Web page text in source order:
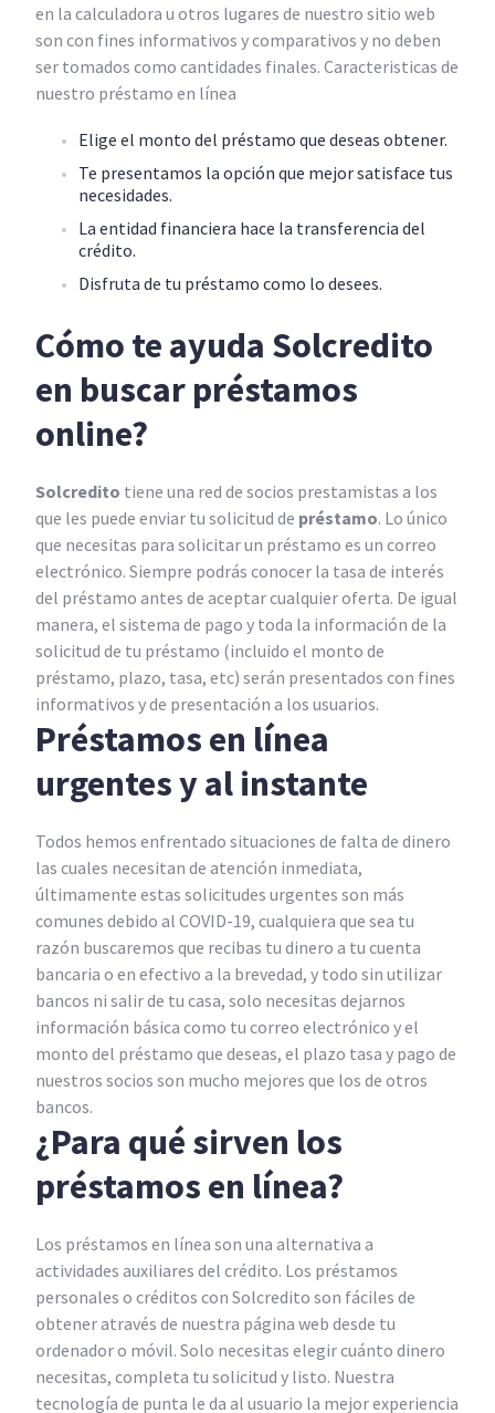
en la calculadora u otros lugares de nuestro sitio web
son con fines informativos y comparativos y no deben
ser tomados como cantidades finales. Caracteristicas de
nuestro préstamo en línea
Elige el monto del préstamo que deseas obtener.
Te presentamos la opción que mejor satisface tus
necesidades.
La entidad financiera hace la transferencia del
crédito.
Disfruta de tu préstamo como lo desees.
Cómo te ayuda Solcredito
en buscar préstamos
online?
Solcredito tiene una red de socios prestamistas a los
que les puede enviar tu solicitud de préstamo. Lo único
que necesitas para solicitar un préstamo es un correo
electrónico. Siempre podrás conocer la tasa de interés
del préstamo antes de aceptar cualquier oferta. De igual
manera, el sistema de pago y toda la información de la
solicitud de tu préstamo (incluido el monto de
préstamo, plazo, tasa, etc) serán presentados con fines
informativos y de presentación a los usuarios.
Préstamos en línea
urgentes y al instante
Todos hemos enfrentado situaciones de falta de dinero
las cuales necesitan de atención inmediata,
últimamente estas solicitudes urgentes son más
comunes debido al COVID-19, cualquiera que sea tu
razón buscaremos que recibas tu dinero a tu cuenta
bancaria o en efectivo a la brevedad, y todo sin utilizar
bancos ni salir de tu casa, solo necesitas dejarnos
información básica como tu correo electrónico y el
monto del préstamo que deseas, el plazo tasa y pago de
nuestros socios son mucho mejores que los de otros
bancos.
¿Para qué sirven los
préstamos en línea?
Los préstamos en línea son una alternativa a
actividades auxiliares del crédito. Los préstamos
personales o créditos con Solcredito son fáciles de
obtener através de nuestra página web desde tu
ordenador o móvil. Solo necesitas elegir cuánto dinero
necesitas, completa tu solicitud y listo. Nuestra
tecnología de punta le da al usuario la mejor experiencia